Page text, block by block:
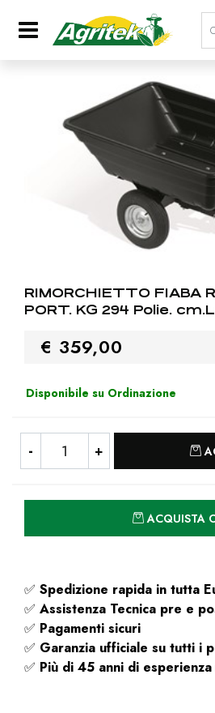
Open
RIMORCHIETTO FIABA
PORT. KG 294 Polie.
€ 359,00
Disponibile su Ordinazione
ACQUISTA
✅ Spedizione rapida in tutta
✅ Assistenza Tecnica pre e
✅ Pagamenti sicuri
✅ Garanzia ufficiale su tutti i
✅ Più di 45 anni di